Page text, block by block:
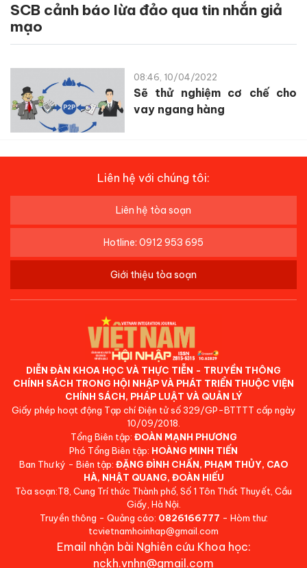
SCB cảnh báo lừa đảo qua tin nhắn giả
mạo
08:46, 10/04/2022
Sẽ thử nghiệm cơ chế cho
vay ngang hàng
Liên hệ với chúng tôi:
Liên hệ tòa soạn
Hotline: 0912 953 695
Giới thiệu tòa soạn
DIỄN ĐÀN KHOA HỌC VÀ THỰC TIỄN - TRUYỀN THÔNG
CHÍNH SÁCH TRONG HỘI NHẬP VÀ PHÁT TRIỂN THUỘC VIỆN
CHÍNH SÁCH, PHÁP LUẬT VÀ QUẢN LÝ
Giấy phép hoạt động Tạp chí Điện tử số 329/GP-BTTTT cấp ngày
10/09/2018.
Tổng Biên tập: ĐOÀN MẠNH PHƯƠNG
Phó Tổng Biên tập: HOÀNG MINH TIẾN
Ban Thư ký - Biên tập: ĐẶNG ĐÌNH CHẤN, PHẠM THỦY, CAO
HÀ, NHẬT QUANG, ĐOÀN HIẾU
Tòa soạn:T8, Cung Trí thức Thành phố, Số 1 Tôn Thất Thuyết, Cầu
Giấy, Hà Nội.
Truyền thông - Quảng cáo: 0826166777 - Hòm thư:
tcvietnamhoinhap@gmail.com
Email nhận bài Nghiên cứu Khoa học:
nckh.vnhn@gmail.com